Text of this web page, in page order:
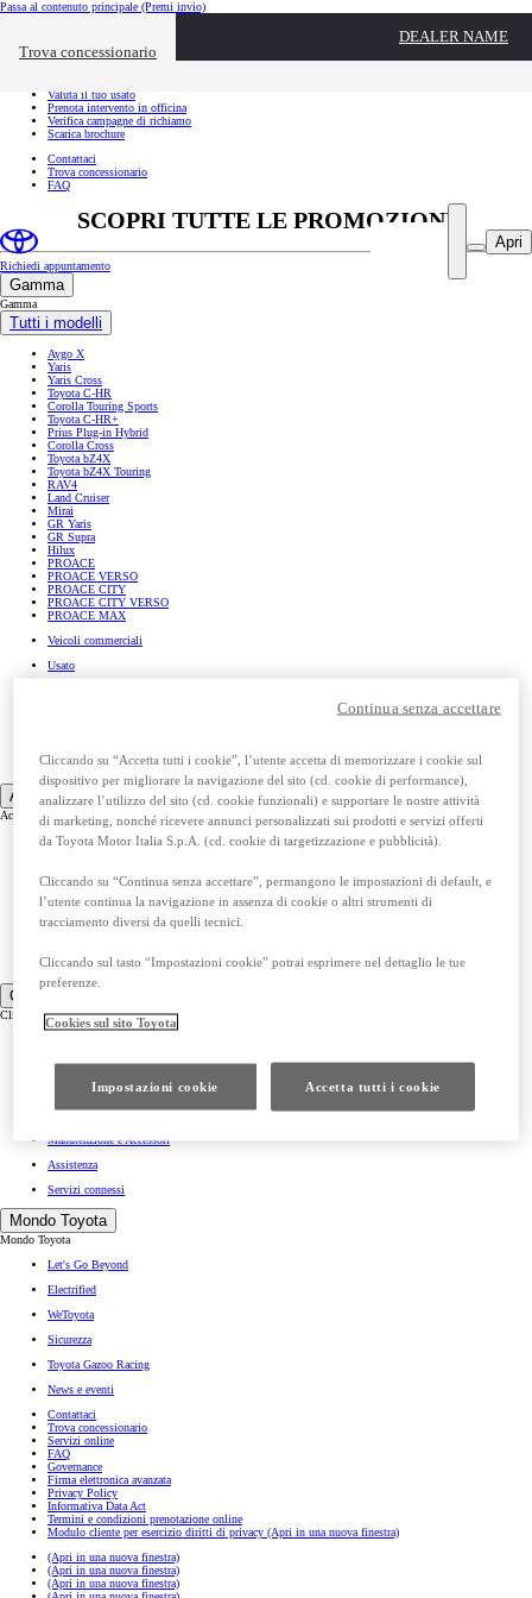
Passa al contenuto principale (Premi invio)
Trova concessionario
DEALER NAME
Link utili Chiudi overlay
Valuta il tuo usato
Prenota intervento in officina
Verifica campagne di richiamo
Scarica brochure
Contattaci
Trova concessionario
FAQ
Apri
SCOPRI TUTTE LE PROMOZIONI
Richiedi appuntamento
Gamma
Gamma
Tutti i modelli
Aygo X
Yaris
Yaris Cross
Toyota C-HR
Corolla Touring Sports
Toyota C-HR+
Prius Plug-in Hybrid
Corolla Cross
Toyota bZ4X
Toyota bZ4X Touring
RAV4
Land Cruiser
Mirai
GR Yaris
GR Supra
Hilux
PROACE
PROACE VERSO
PROACE CITY
PROACE CITY VERSO
PROACE MAX
Veicoli commerciali
Usato
Scarica una brochure
Acquista la tua Toyota
Acquista la tua Toyota
Configura
Finanziamento
Toyota Easy Move
WeToyota Insurance
Clienti
Clienti
Calcola tagliando
Prenota intervento in officina
WeToyota Service
Manutenzione e Accessori
Assistenza
Servizi connessi
Mondo Toyota
Mondo Toyota
Let's Go Beyond
Electrified
WeToyota
Sicurezza
Toyota Gazoo Racing
News e eventi
Contattaci
Trova concessionario
Servizi online
FAQ
Governance
Firma elettronica avanzata
Privacy Policy
Informativa Data Act
Termini e condizioni prenotazione online
Modulo cliente per esercizio diritti di privacy (Apri in una nuova finestra)
(Apri in una nuova finestra)
(Apri in una nuova finestra)
(Apri in una nuova finestra)
Cliccando su “Accetta tutti i cookie”, l’utente accetta di memorizzare i cookie sul
dispositivo per migliorare la navigazione del sito (cd. cookie di performance),
analizzare l’utilizzo del sito (cd. cookie funzionali) e supportare le nostre attività
di marketing, nonché ricevere annunci personalizzati sui prodotti e servizi offerti
da Toyota Motor Italia S.p.A. (cd. cookie di targetizzazione e pubblicità).
Cliccando su “Continua senza accettare”, permangono le impostazioni di default, e
l’utente continua la navigazione in assenza di cookie o altri strumenti di
tracciamento diversi da quelli tecnici.
Cliccando sul tasto “Impostazioni cookie” potrai esprimere nel dettaglio le tue
preferenze.
Cookies sul sito Toyota
Impostazioni cookie Accetta tutti i cookie
Continua senza accettare